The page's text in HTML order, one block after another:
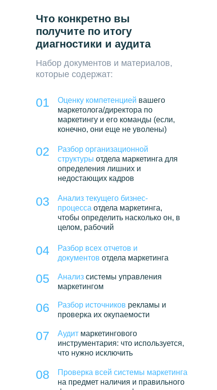
Разбор источников рекламы и
проверка их окупаемости
Аудит маркетингового
инструментария: что используется,
что нужно исключить
07
06
05
08
Анализ системы управления
маркетингом
Проверка всей системы маркетинга
на предмет наличия и правильного
04
03
Разбор всех отчетов и
документов отдела маркетинга
Анализ текущего бизнес-
процесса отдела маркетинга,
чтобы определить насколько он, в
целом, рабочий
01
02
Разбор организационной
структуры отдела маркетинга для
определения лишних и
недостающих кадров
Оценку компетенцией вашего
маркетолога/директора по
маркетингу и его команды (если,
конечно, они еще не уволены)
Набор документов и материалов,
которые содержат:
Что конкретно вы
получите по итогу
диагностики и аудита